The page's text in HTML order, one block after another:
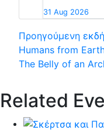
31 Aug 2026
Προηγούμενη
Humans from
The Belly of an
Related